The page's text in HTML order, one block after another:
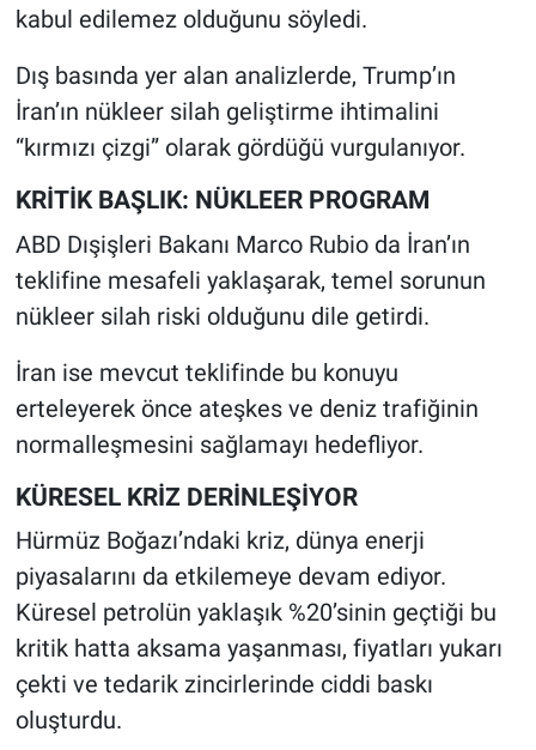
kabul edilemez olduğunu söyledi.
Dış basında yer alan analizlerde, Trump’ın
İran’ın nükleer silah geliştirme ihtimalini
“kırmızı çizgi” olarak gördüğü vurgulanıyor.
KRİTİK BAŞLIK: NÜKLEER PROGRAM
ABD Dışişleri Bakanı Marco Rubio da İran’ın
teklifine mesafeli yaklaşarak, temel sorunun
nükleer silah riski olduğunu dile getirdi.
İran ise mevcut teklifinde bu konuyu
erteleyerek önce ateşkes ve deniz trafiğinin
normalleşmesini sağlamayı hedefliyor.
KÜRESEL KRİZ DERİNLEŞİYOR
Hürmüz Boğazı’ndaki kriz, dünya enerji
piyasalarını da etkilemeye devam ediyor.
Küresel petrolün yaklaşık %20’sinin geçtiği bu
kritik hatta aksama yaşanması, fiyatları yukarı
çekti ve tedarik zincirlerinde ciddi baskı
oluşturdu.